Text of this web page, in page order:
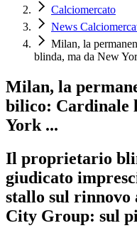
Calciomercato
News
Milan, la
blinda, ma da New
Milan, la
bilico: Cardinale
York ...
Il proprietario
giudicato
stallo sul rinnovo
City Group: sul